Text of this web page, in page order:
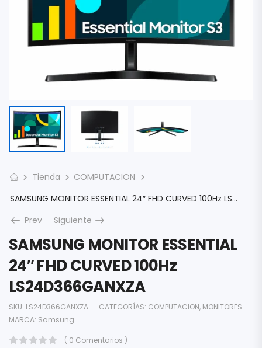
Tienda
COMPUTACION
SAMSUNG MONITOR ESSENTIAL 24″ FHD CURVED 100Hz LS24D366GANXZA
Prev
Siguiente
SAMSUNG MONITOR ESSENTIAL
24″ FHD CURVED 100Hz
LS24D366GANXZA
SKU: LS24D366GANXZA CATEGORÍAS: COMPUTACION, MONITORES
MARCA: Samsung
( 0 Comentarios )